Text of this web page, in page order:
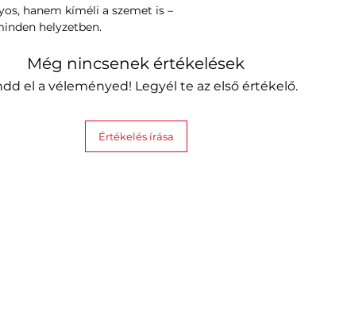
hanem kíméli a szemet is –
helyzetben.
Még nincsenek értékelések
el a véleményed! Legyél te az első értékelő.
Értékelés írása